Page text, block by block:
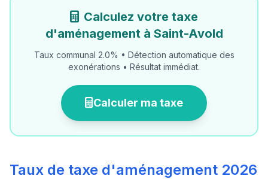
Calculez votre taxe
d'aménagement à Saint-Avold
Taux communal 2.0% • Détection automatique des
exonérations • Résultat immédiat.
Calculer ma taxe
Taux de taxe d'aménagement 2026